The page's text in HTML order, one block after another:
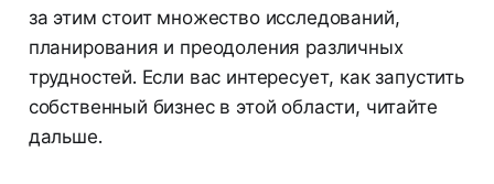
за этим стоит множество исследований,
планирования и преодоления различных
трудностей. Если вас интересует, как запустить
собственный бизнес в этой области, читайте
дальше.